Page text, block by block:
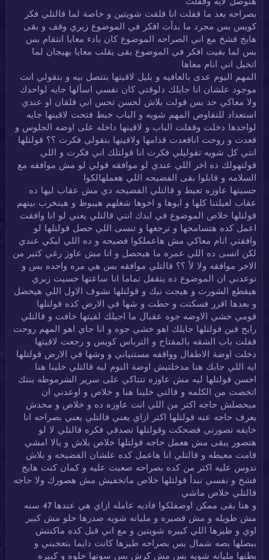
هنوصل لايه وقفلت
بصراحه بعد ما قفلت انا قلقت شويتين و خاصة لما قالتلي فكر
كويس بس مجرد ما بدأت افكر في الموضوع زبري وقف و بقى
هايج فشخ مع اني الصراحه الموضوع كان بادء معايا انتقام بس
بس لما بقيت افكر في الموضوع بقى يقلب معايا بهيجان لما
اتخيل اني انام معاها
المهم اليوم عدى بالعافيه و بليل لاقيتها بتتصل بيه و بتقولي انت
موجود علشان انا جايلك دلوقتي كان نفسي اسألها جايه لواحدك
ولا معاكي حد بس قولت بلاش لحسن تحس اني قلقان او عندي
استعداد للتفاوض المهم شويه و الباب خبط فتحت لاقيتها جايه
لواحدها دخلت وقفلت الباب و لاقيتها داخله على اوضه الجلوس و
قعدت و روحت اناقعدت قدامها ولاقيتها بتقولي فكرت ؟؟ قولتلها
انتي كل شويه تقوليلي فكرت انا قولتلك اني فكرت و اللي
قولتهولك ده اخر اللي عندي لو موافقه قولي لو مش موافقه مع
السلامه و قابلوا بقى الفضيحه اللي هعملهالكوا
حسيتها عاوزه تعيط و قالتلي الفضيحه دي مش عقاب ليها ده
عقاب لعيلتنا كلها و ابوها و اخوها شغلهم هيبوظ و هيتخرب بيتهم
قولتلها خلاص الموضوع في ايدك انتي قالتلي يعني لو انا وافقت
اعمل كده هتسامحها و ترجعها و تنسى اللي حصل قولتلها لو
وافقتي انام معاكي مش هاعملكوا فضيحه و ده اللي ليكي عندي
لكن انسى ده اللي عمره ما هيحصل و انا مش عاوز رغي كتير من
الاخر موافقه ولا لأ ؟؟ قالتلي موافقه بس هي مره واحده بس و
توعدني ان الموضوع ده يتقفل تماما انا ساعتها حسيت زبري
هيقطع الشورت و هيجت نيك و قولتلها نشوف الاول اللي هيحصل
و بعدها اقرر فسكتت و حطت و شها في الارض كده قولتلها
قومي خشي الاوضه جوه عقبال ما اجيلك لقيتها خافت و قالتلي
رايح فين قولتلها جايلك اهو خشي جوه و انا جاي اهو المهم روحت
قفلت باب الشقه بالمفتاح و الترباس كويس و رجعت لاقيتها
دخلت اوضة الاطفال وواقفه مستنياني و وشها في الارض قولتلها
ايه اللي جابك هنا مدخلتيش اوضة النوم ليه قالتلي خلينا هنا
احسن قولتلها ليه مش عاوزه تتناكي على سرير الشرموطه بنتك
اتخضت من الكلمه و قالتي خلينا هنا و خلاص و اوعدني ان
ميحصلش حاجه اكتر من اللي انت عاوزه ده و خلاص و محدش
يعرف حاجه عنه قولتلها اكتر ازاي يعني قالتلي يعني بصراحه انا
خايفه تصورني فضحكت وقولتلها تصدقي فكره قالتلي لا لو
هتصور يبقى مش هعمل حاجه قولتلها خلاص بلاش و يالا امشي
قامت معيطه و قالتلي انا هاعمل كده علشان الفضيحه و بلاش
تدوس عليه اكتر من كده بصراحه صعبت عليه و كمان كنت هايج
فشخ و نفسي نبدأ قولتلها خلاص ماتخفيش مش هصورك ولا حاجه
قالتلي خلاص ماشي
و هنا بقى ممكن اوصفلكوا فاديه عامله ازاي هي عندها 47 سنه
مش طويله و مش قصيره و مليانه شويه صدرها حلو مش كبير
اوي و طيزها اللي كبيره شويتين و مع اني قبل كده ماكنتش
ببصلها بصه شمال بس بصراحه طيزها كانت دايما بتعجبني و
بطنها مليانه شويه بس مش كرش بس سوتها حلوه و كبيره